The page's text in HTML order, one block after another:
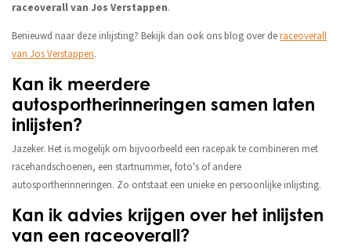
raceoverall van Jos Verstappen.
Benieuwd naar deze inlijsting? Bekijk dan ook ons blog over deraceoverall
van Jos Verstappen.
Kan ik meerdere
autosportherinneringen samen laten
inlijsten?
Jazeker. Het is mogelijk om bijvoorbeeld een racepak te combineren met
racehandschoenen, een startnummer, foto's of andere
autosportherinneringen. Zo ontstaat een unieke en persoonlijke inlijsting.
Kan ik advies krijgen over het inlijsten
van een raceoverall?